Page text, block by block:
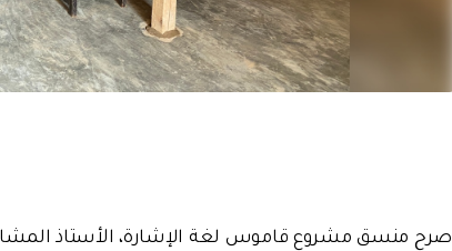
صرح منسق مشروع قاموس لغة الإشارة، الأستاذ